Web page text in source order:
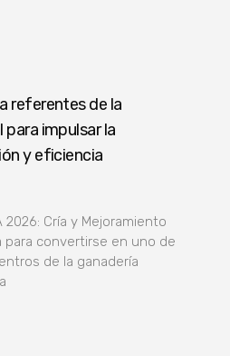
referentes de la
para impulsar la
y eficiencia
2026: Cría y Mejoramiento
para convertirse en uno de
de la ganadería